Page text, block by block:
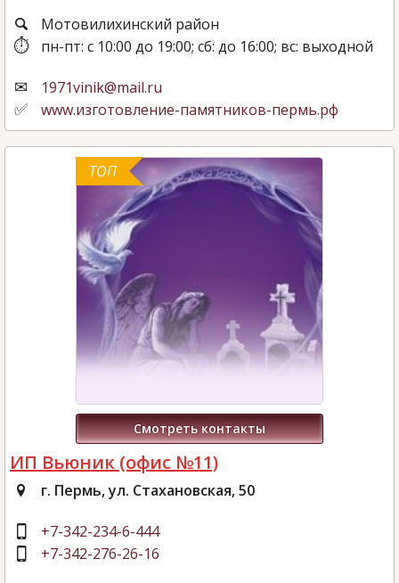
Мотовилихинский район
пн-пт: с 10:00 до 19:00; сб: до 16:00; вс: выходной
1971vinik@mail.ru
www.изготовление-памятников-пермь.рф
ТОП
Смотреть контакты
ИП Вьюник (офис №11)
г. Пермь, ул. Стахановская, 50
+7-342-234-6-444
+7-342-276-26-16